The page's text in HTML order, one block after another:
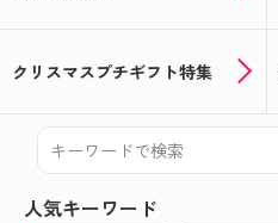
クリスマスプチギフト特集
人気キーワード